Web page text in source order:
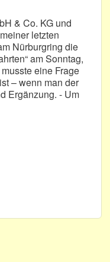
& Co. KG und
letzten
Nürburgring die
am Sonntag,
eine Frage
– wenn man der
Ergänzung. - Um